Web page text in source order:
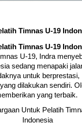
Timnas U-19
Timnas U-19
U-19, Indra
sedang menapaki
untuk berprestasi,
dilakukan sendiri.
yang terbaik.